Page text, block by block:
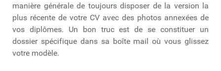
manière générale de toujours disposer de la version la
plus récente de votre CV avec des photos annexées de
vos diplômes. Un bon truc est de se constituer un
dossier spécifique dans sa boîte mail où vous glissez
votre modèle.